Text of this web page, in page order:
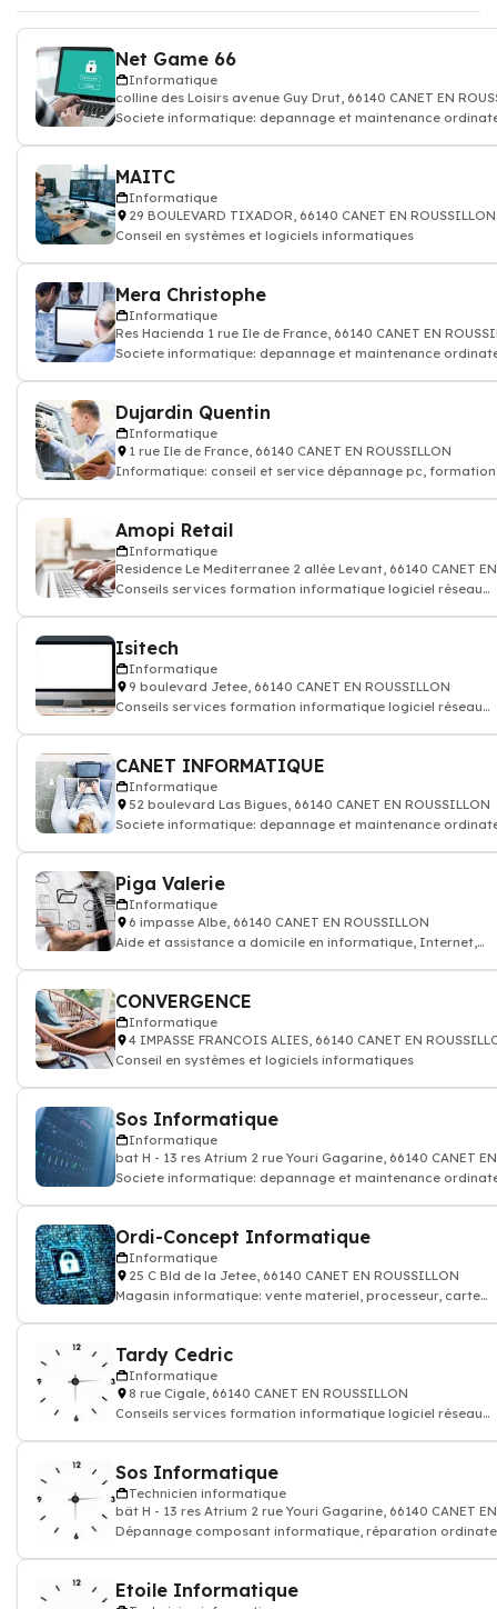
Net Game 66
Informatique
colline des Loisirs avenue Guy Drut, 66140 CANET EN
Societe informatique: depannage et maintenance
MAITC
Informatique
29 BOULEVARD TIXADOR, 66140 CANET EN ROUSSILLON
Conseil en systèmes et logiciels informatiques
Mera Christophe
Informatique
Res Hacienda 1 rue Ile de France, 66140 CANET EN
Societe informatique: depannage et maintenance
Dujardin Quentin
Informatique
1 rue Ile de France, 66140 CANET EN ROUSSILLON
Informatique: conseil et service dépannage pc, formation
Amopi Retail
Informatique
Residence Le Mediterranee 2 allée Levant, 66140 CANET
Conseils services formation informatique logiciel réseau
Isitech
Informatique
9 boulevard Jetee, 66140 CANET EN ROUSSILLON
Conseils services formation informatique logiciel réseau
CANET INFORMATIQUE
Informatique
52 boulevard Las Bigues, 66140 CANET EN ROUSSILLON
Societe informatique: depannage et maintenance
Piga Valerie
Informatique
6 impasse Albe, 66140 CANET EN ROUSSILLON
Aide et assistance a domicile en informatique, Internet,
CONVERGENCE
Informatique
4 IMPASSE FRANCOIS ALIES, 66140 CANET EN
Conseil en systèmes et logiciels informatiques
Sos Informatique
Informatique
bat H - 13 res Atrium 2 rue Youri Gagarine, 66140 CANET
Societe informatique: depannage et maintenance
Ordi-Concept Informatique
Informatique
25 C Bld de la Jetee, 66140 CANET EN ROUSSILLON
Magasin informatique: vente materiel, processeur, carte
Tardy Cedric
Informatique
8 rue Cigale, 66140 CANET EN ROUSSILLON
Conseils services formation informatique logiciel réseau
Sos Informatique
Technicien informatique
bât H - 13 res Atrium 2 rue Youri Gagarine, 66140 CANET
Dépannage composant informatique, réparation
Etoile Informatique